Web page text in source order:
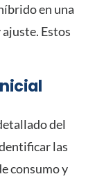
en una
Estos
del
las
consumo y